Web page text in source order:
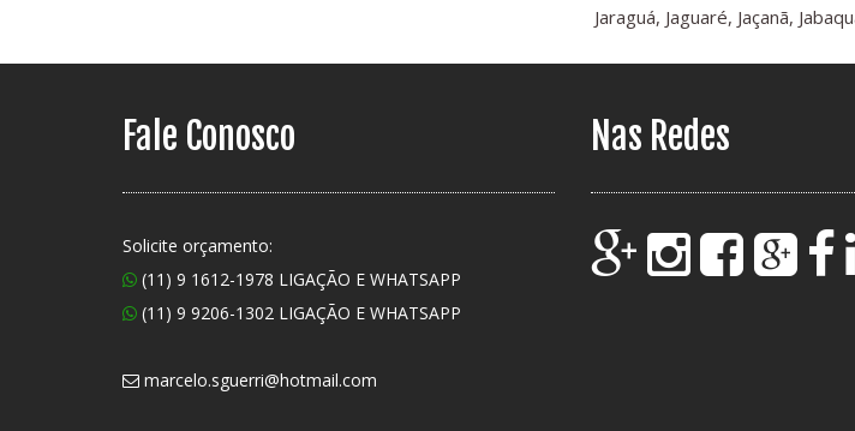
Jaraguá, Jaguaré, Jaçanã,
Fale Conosco
Solicite orçamento:
(11) 9 1612-1978 LIGAÇÃO E WHATSAPP
(11) 9 9206-1302 LIGAÇÃO E WHATSAPP
marcelo.sguerri@hotmail.com
Nas Redes